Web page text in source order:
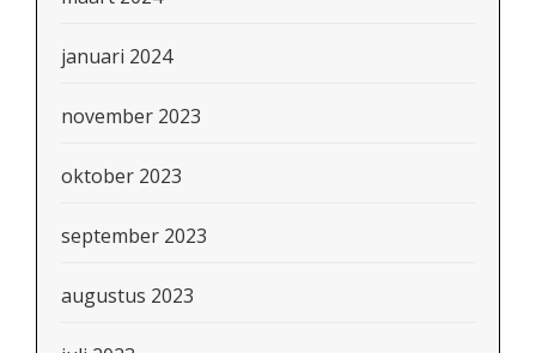
januari 2024
november 2023
oktober 2023
september 2023
augustus 2023